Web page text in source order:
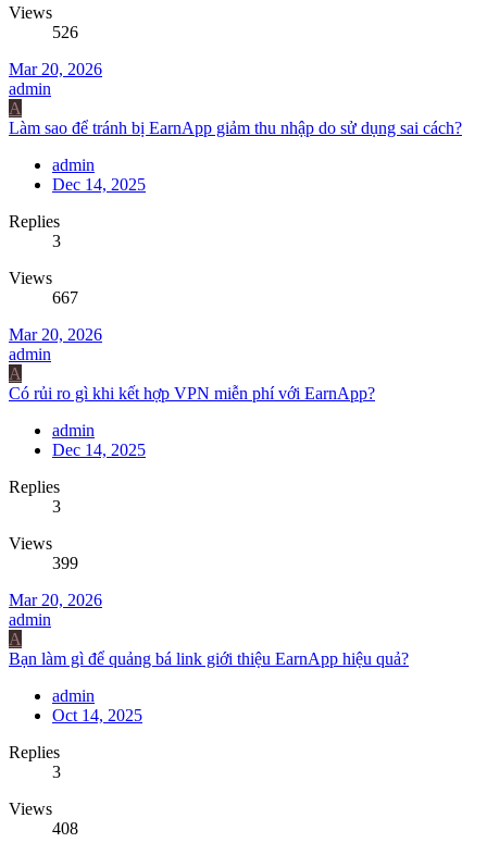
Views
526
Mar 20, 2026
admin
A
Làm sao để tránh bị EarnApp giảm thu nhập do sử dụng sai cách?
admin
Dec 14, 2025
Replies
3
Views
667
Mar 20, 2026
admin
A
Có rủi ro gì khi kết hợp VPN miễn phí với EarnApp?
admin
Dec 14, 2025
Replies
3
Views
399
Mar 20, 2026
admin
A
Bạn làm gì để quảng bá link giới thiệu EarnApp hiệu quả?
admin
Oct 14, 2025
Replies
3
Views
408